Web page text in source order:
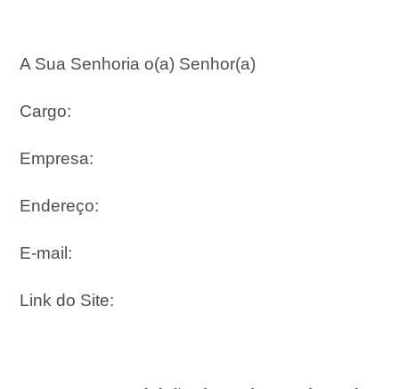
A Sua Senhoria o(a) Senhor(a)
Cargo:
Empresa:
Endereço:
E-mail:
Link do Site: